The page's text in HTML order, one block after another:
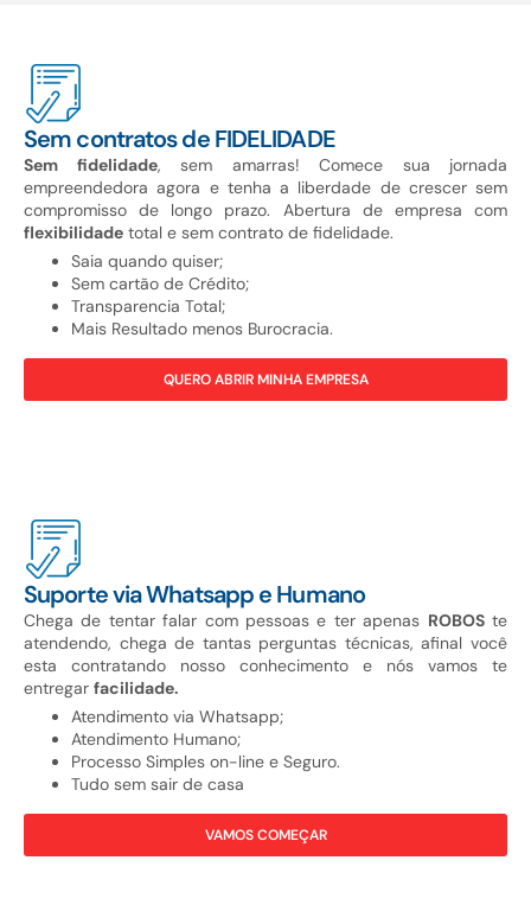
Sem contratos de FIDELIDADE
Sem fidelidade, sem amarras! Comece sua jornada
empreendedora agora e tenha a liberdade de crescer sem
compromisso de longo prazo. Abertura de empresa com
flexibilidade total e sem contrato de fidelidade.
Saia quando quiser;
Sem cartão de Crédito;
Transparencia Total;
Mais Resultado menos Burocracia.
QUERO ABRIR MINHA EMPRESA
Suporte via Whatsapp e Humano
Chega de tentar falar com pessoas e ter apenas ROBOSte
atendendo, chega de tantas perguntas técnicas, afinal você
esta contratando nosso conhecimento e nós vamos te
entregar facilidade.
Atendimento via Whatsapp;
Atendimento Humano;
Processo Simples on-line e Seguro.
Tudo sem sair de casa
VAMOS COMEÇAR